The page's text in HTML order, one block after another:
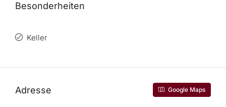
Besonderheiten
Keller
Adresse Google Maps